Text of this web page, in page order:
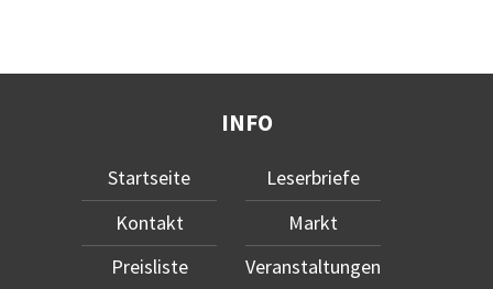
INFO
Startseite
Kontakt
Preisliste
Leserbriefe
Markt
Veranstaltungen